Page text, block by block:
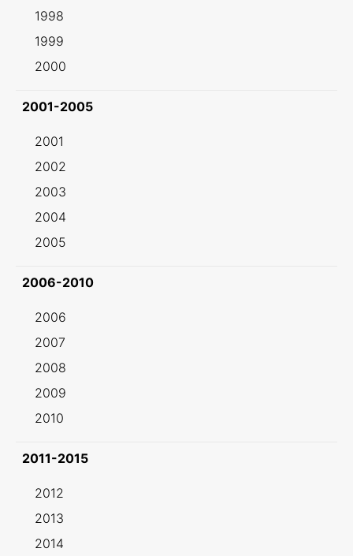
1998
1999
2000
2001-2005
2001
2002
2003
2004
2005
2006-2010
2006
2007
2008
2009
2010
2011-2015
2012
2013
2014